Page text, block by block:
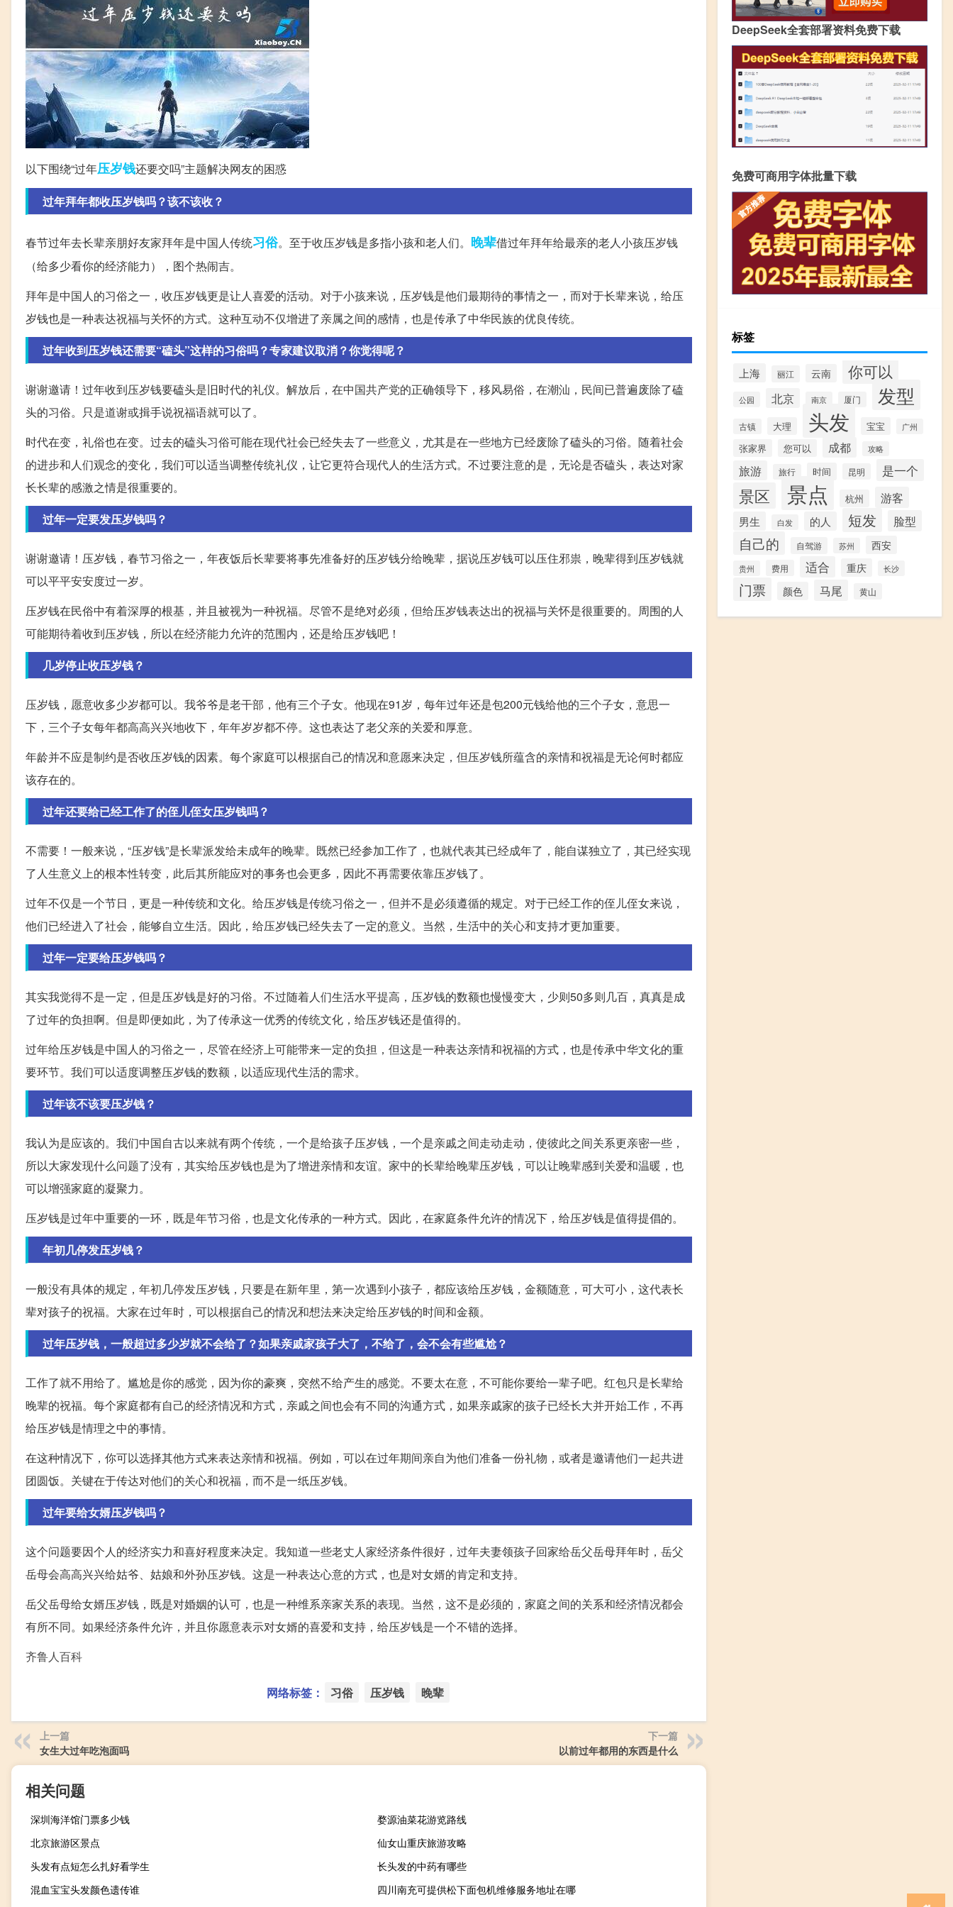
以下围绕“过年压岁钱还要交吗”主题解决网友的困惑
过年拜年都收压岁钱吗？该不该收？
春节过年去长辈亲朋好友家拜年是中国人传统习俗。至于收压岁钱是多指小孩和老人们。 晚辈借过年拜年给最亲的老人小孩压岁钱
（给多少看你的经济能力），图个热闹吉。
拜年是中国人的习俗之一，收压岁钱更是让人喜爱的活动。对于小孩来说，压岁钱是他们最期待的事情之一，而对于长辈来说，给压
岁钱也是一种表达祝福与关怀的方式。这种互动不仅增进了亲属之间的感情，也是传承了中华民族的优良传统。
过年收到压岁钱还需要“磕头”这样的习俗吗？专家建议取消？你觉得呢？
谢谢邀请！过年收到压岁钱要磕头是旧时代的礼仪。解放后，在中国共产党的正确领导下，移风易俗，在潮汕，民间已普遍废除了磕
头的习俗。只是道谢或揖手说祝福语就可以了。
时代在变，礼俗也在变。过去的磕头习俗可能在现代社会已经失去了一些意义，尤其是在一些地方已经废除了磕头的习俗。随着社会
的进步和人们观念的变化，我们可以适当调整传统礼仪，让它更符合现代人的生活方式。不过要注意的是，无论是否磕头，表达对家
长长辈的感激之情是很重要的。
过年一定要发压岁钱吗？
谢谢邀请！压岁钱，春节习俗之一，年夜饭后长辈要将事先准备好的压岁钱分给晚辈，据说压岁钱可以压住邪祟，晚辈得到压岁钱就
可以平平安安度过一岁。
压岁钱在民俗中有着深厚的根基，并且被视为一种祝福。尽管不是绝对必须，但给压岁钱表达出的祝福与关怀是很重要的。周围的人
可能期待着收到压岁钱，所以在经济能力允许的范围内，还是给压岁钱吧！
几岁停止收压岁钱？
压岁钱，愿意收多少岁都可以。我爷爷是老干部，他有三个子女。他现在91岁，每年过年还是包200元钱给他的三个子女，意思一
下，三个子女每年都高高兴兴地收下，年年岁岁都不停。这也表达了老父亲的关爱和厚意。
年龄并不应是制约是否收压岁钱的因素。每个家庭可以根据自己的情况和意愿来决定，但压岁钱所蕴含的亲情和祝福是无论何时都应
该存在的。
过年还要给已经工作了的侄儿侄女压岁钱吗？
不需要！一般来说，“压岁钱”是长辈派发给未成年的晚辈。既然已经参加工作了，也就代表其已经成年了，能自谋独立了，其已经实现
了人生意义上的根本性转变，此后其所能应对的事务也会更多，因此不再需要依靠压岁钱了。
过年不仅是一个节日，更是一种传统和文化。给压岁钱是传统习俗之一，但并不是必须遵循的规定。对于已经工作的侄儿侄女来说，
他们已经进入了社会，能够自立生活。因此，给压岁钱已经失去了一定的意义。当然，生活中的关心和支持才更加重要。
过年一定要给压岁钱吗？
其实我觉得不是一定，但是压岁钱是好的习俗。不过随着人们生活水平提高，压岁钱的数额也慢慢变大，少则50多则几百，真真是成
了过年的负担啊。但是即便如此，为了传承这一优秀的传统文化，给压岁钱还是值得的。
过年给压岁钱是中国人的习俗之一，尽管在经济上可能带来一定的负担，但这是一种表达亲情和祝福的方式，也是传承中华文化的重
要环节。我们可以适度调整压岁钱的数额，以适应现代生活的需求。
过年该不该要压岁钱？
我认为是应该的。我们中国自古以来就有两个传统，一个是给孩子压岁钱，一个是亲戚之间走动走动，使彼此之间关系更亲密一些，
所以大家发现什么问题了没有，其实给压岁钱也是为了增进亲情和友谊。家中的长辈给晚辈压岁钱，可以让晚辈感到关爱和温暖，也
可以增强家庭的凝聚力。
压岁钱是过年中重要的一环，既是年节习俗，也是文化传承的一种方式。因此，在家庭条件允许的情况下，给压岁钱是值得提倡的。
年初几停发压岁钱？
一般没有具体的规定，年初几停发压岁钱，只要是在新年里，第一次遇到小孩子，都应该给压岁钱，金额随意，可大可小，这代表长
辈对孩子的祝福。大家在过年时，可以根据自己的情况和想法来决定给压岁钱的时间和金额。
过年压岁钱，一般超过多少岁就不会给了？如果亲戚家孩子大了，不给了，会不会有些尴尬？
工作了就不用给了。尴尬是你的感觉，因为你的豪爽，突然不给产生的感觉。不要太在意，不可能你要给一辈子吧。红包只是长辈给
晚辈的祝福。每个家庭都有自己的经济情况和方式，亲戚之间也会有不同的沟通方式，如果亲戚家的孩子已经长大并开始工作，不再
给压岁钱是情理之中的事情。
在这种情况下，你可以选择其他方式来表达亲情和祝福。例如，可以在过年期间亲自为他们准备一份礼物，或者是邀请他们一起共进
团圆饭。关键在于传达对他们的关心和祝福，而不是一纸压岁钱。
过年要给女婿压岁钱吗？
这个问题要因个人的经济实力和喜好程度来决定。我知道一些老丈人家经济条件很好，过年夫妻领孩子回家给岳父岳母拜年时，岳父
岳母会高高兴兴给姑爷、姑娘和外孙压岁钱。这是一种表达心意的方式，也是对女婿的肯定和支持。
岳父岳母给女婿压岁钱，既是对婚姻的认可，也是一种维系亲家关系的表现。当然，这不是必须的，家庭之间的关系和经济情况都会
有所不同。如果经济条件允许，并且你愿意表示对女婿的喜爱和支持，给压岁钱是一个不错的选择。
齐鲁人百科
网络标签： 习俗 压岁钱 晚辈
上一篇
女生大过年吃泡面吗
下一篇
以前过年都用的东西是什么
相关问题
深圳海洋馆门票多少钱
婺源油菜花游览路线
北京旅游区景点
仙女山重庆旅游攻略
头发有点短怎么扎好看学生
长头发的中药有哪些
混血宝宝头发颜色遗传谁
四川南充可提供松下面包机维修服务地址在哪
DeepSeek全套部署资料免费下载
免费可商用字体批量下载
标签
上海 丽江 云南 你可以
公园 北京 南京 厦门 发型
古镇 大理 头发 宝宝 广州
张家界 您可以 成都 攻略
旅游 旅行 时间 昆明 是一个
景区 景点 杭州 游客
男生 白发 的人 短发 脸型
自己的 自驾游 苏州 西安
贵州 费用 适合 重庆 长沙
门票 颜色 马尾 黄山